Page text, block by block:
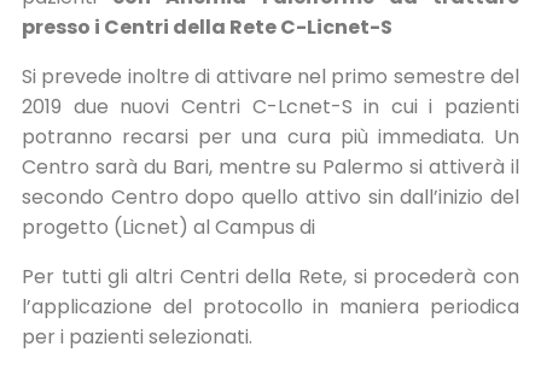
presso i Centri della Rete C-Licnet-S
Si prevede inoltre di attivare nel primo semestre del
2019 due nuovi Centri C-Lcnet-S in cui i pazienti
potranno recarsi per una cura più immediata. Un
Centro sarà du Bari, mentre su Palermo si attiverà il
secondo Centro dopo quello attivo sin dall’inizio del
progetto (Licnet) al Campus di
Per tutti gli altri Centri della Rete, si procederà con
l’applicazione del protocollo in maniera periodica
per i pazienti selezionati.